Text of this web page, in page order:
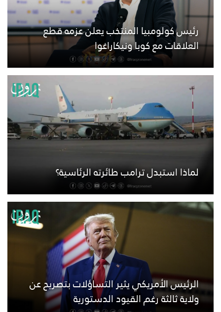
رئيس كولومبيا المنتخب يعلن عزمه قطع
العلاقات مع كوبا ونيكاراغوا
لماذا استبدل ترامب طائرته الرئاسية؟
الرئيس الأمريكي يثير التساؤلات بتصريح عن
ولاية ثالثة رغم القيود الدستورية